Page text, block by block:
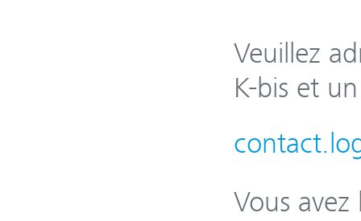
Veuillez
K-bis et
Vous